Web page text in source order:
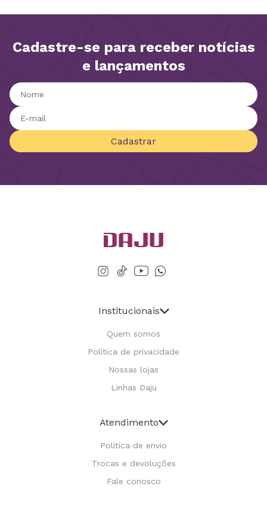
Cadastre-se para receber notícias
e lançamentos
Cadastrar
Institucionais
Quem somos
Política de privacidade
Nossas lojas
Linhas Daju
Atendimento
Política de envio
Trocas e devoluções
Fale conosco